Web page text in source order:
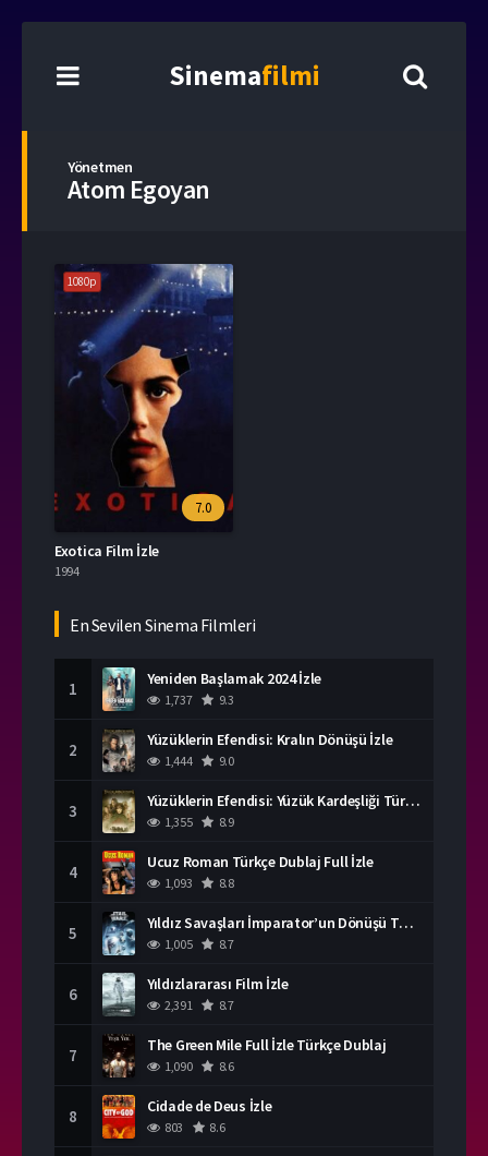
Sinemafilmi
Yönetmen
Atom Egoyan
1080p
7.0
Exotica Film İzle
1994
En Sevilen Sinema Filmleri
1 Yeniden Başlamak 2024 İzle
1,737 9.3
2 Yüzüklerin Efendisi: Kralın Dönüşü İzle
1,444 9.0
3 Yüzüklerin Efendisi: Yüzük Kardeşliği Türkçe Dublaj İzle
1,355 8.9
4 Ucuz Roman Türkçe Dublaj Full İzle
1,093 8.8
5 Yıldız Savaşları İmparator’un Dönüşü Türkçe Dublaj İzle
1,005 8.7
6 Yıldızlararası Film İzle
2,391 8.7
7 The Green Mile Full İzle Türkçe Dublaj
1,090 8.6
8 Cidade de Deus İzle
803 8.6